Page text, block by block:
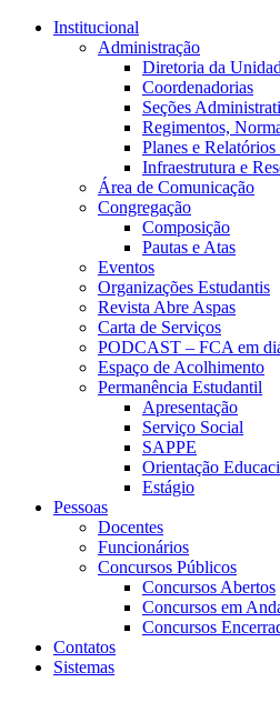
Conteúdo principal
Institucional
Administração
Diretoria da
Coordenadorias
Seções
Regimentos,
Planes e Relatórios
Infraestrutura e
Área de Comunicação
Congregação
Composição
Pautas e Atas
Eventos
Organizações Estudantis
Revista Abre Aspas
Carta de Serviços
PODCAST – FCA em
Espaço de Acolhimento
Permanência Estudantil
Apresentação
Serviço Social
SAPPE
Orientação
Estágio
Pessoas
Docentes
Funcionários
Concursos Públicos
Concursos Abertos
Concursos em
Concursos
Contatos
Sistemas